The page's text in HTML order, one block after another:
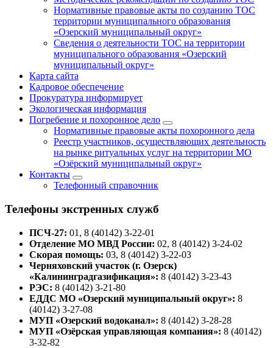
Нормативные правовые акты по созданию ТОС
территории муниципального образования
«Озерский муниципальный округ»
Сведения о деятельности ТОС на территории
муниципального образования «Озерский
муниципальный округ»
Карта сайта
Кадровое обеспечение
Прокуратура информирует
Экологическая информация
Погребение и похоронное дело
Нормативные правовые акты похоронного дела
Реестр участников, осуществляющих деятельность
на рынке ритуальных услуг на территории МО
«Озёрский муниципальный округ»
Контакты
Телефонный справочник
Телефоны экстренных служб
ПСЧ-27: 01, 8 (40142) 3-22-01
Отделение МО МВД России: 02, 8 (40142) 3-24-02
Скорая помощь: 03, 8 (40142) 3-22-03
Черняховский участок (г. Озерск)
«Калининградгазификация»: 8 (40142) 3-23-43
РЭС: 8 (40142) 3-21-80
ЕДДС МО «Озерский муниципальный округ»: 8
(40142) 3-27-08
МУП «Озерский водоканал»: 8 (40142) 3-28-28
МУП «Озёрская управляющая компания»: 8 (40142)
3-32-82